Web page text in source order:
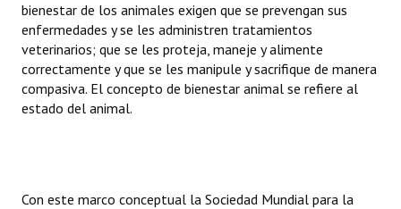
Entrega de distinciones
REFORMA DE LA CARTA ORGÁNICA
bienestar de los animales exigen que se prevengan sus
enfermedades y se les administren tratamientos
veterinarios; que se les proteja, maneje y alimente
correctamente y que se les manipule y sacrifique de manera
compasiva. El concepto de bienestar animal se refiere al
estado del animal.
Con este marco conceptual la Sociedad Mundial para la